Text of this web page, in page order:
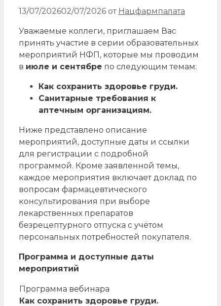
13/07/202602/07/2026 от Нацфармпалата
Уважаемые коллеги, приглашаем Вас
принять участие в серии образовательных
мероприятий НФП, которые мы проводим
в июле и сентябре по следующим темам:
Как сохранить здоровье груди.
Санитарные требования к
аптечным организациям.
Ниже представлено описание
мероприятий, доступные даты и ссылки
для регистрации с подробной
программой. Кроме заявленной темы,
каждое мероприятия включает доклад по
вопросам фармацевтического
консультирования при выборе
лекарственных препаратов
безрецептурного отпуска с учётом
персональных потребностей покупателя.
Программа и доступные даты
мероприятий
Программа вебинара
Как сохранить здоровье груди.